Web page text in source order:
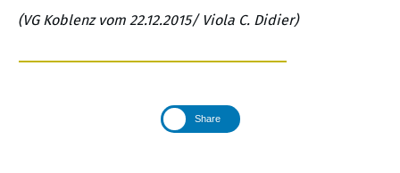
(VG Koblenz vom 22.12.2015/ Viola C. Didier)
Share